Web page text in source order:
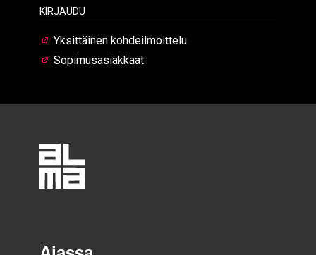
Kirjaudu
Yksittäinen kohdeilmoittelu
Sopimusasiakkaat